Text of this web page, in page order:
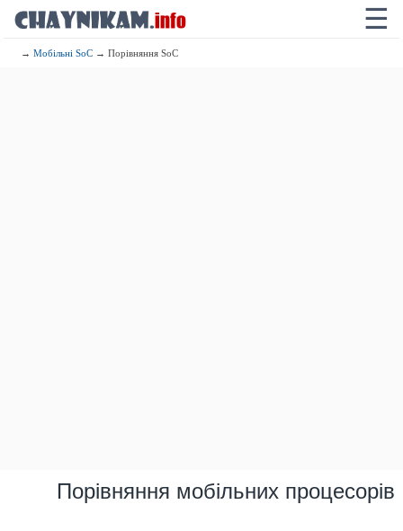
☰
→Мобільні SoC → Порівняння SoC
Порівняння мобільних процесорів